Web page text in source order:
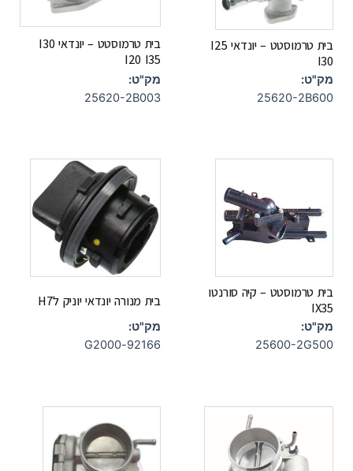
בית טרמוסטט – יונדאי I25
I30
מק"ט:
25620-2B600
בית טרמוסטט – יונדאי I30
I20 I35
מק"ט:
25620-2B003
בית טרמוסטט – קיה סורנטו
IX35
מק"ט:
25600-2G500
בית מנורה יונדאי יוניק לH7
מק"ט:
92166-G2000